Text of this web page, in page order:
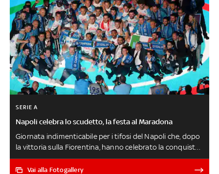
SERIE A
Napoli celebra lo scudetto, la festa al Maradona
Giornata indimenticabile per i tifosi del Napoli che, dopo
la vittoria sulla Fiorentina, hanno celebrato la conquista
dello scudetto con una super festa al Maradona.
Festeggiamenti cominciati già prima del match fuori
Vai alla Fotogallery